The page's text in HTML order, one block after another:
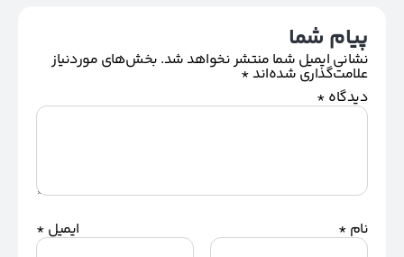
پیام شما
نشانی ایمیل شما منتشر نخواهد شد. بخش‌های موردنیاز
علامت‌گذاری شده‌اند*
دیدگاه *
نام * ایمیل *